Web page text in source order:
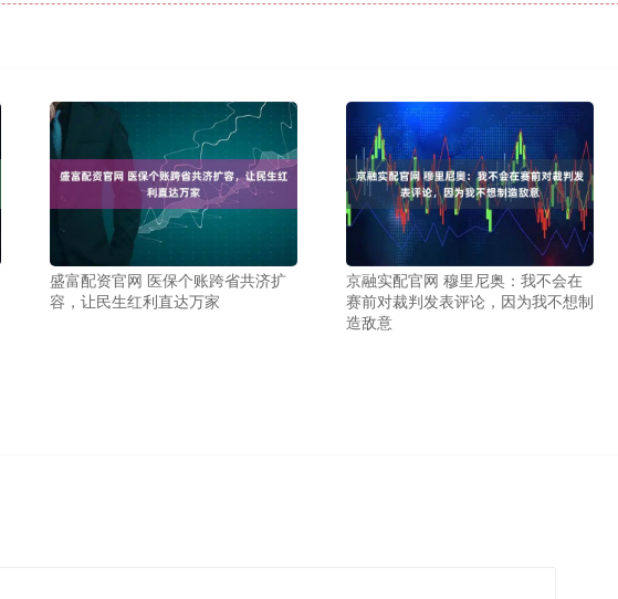
盛富配资官网 医保个账跨省共济扩
容，让民生红利直达万家
京融实配官网 穆里尼奥：我不会在
赛前对裁判发表评论，因为我不想制
造敌意